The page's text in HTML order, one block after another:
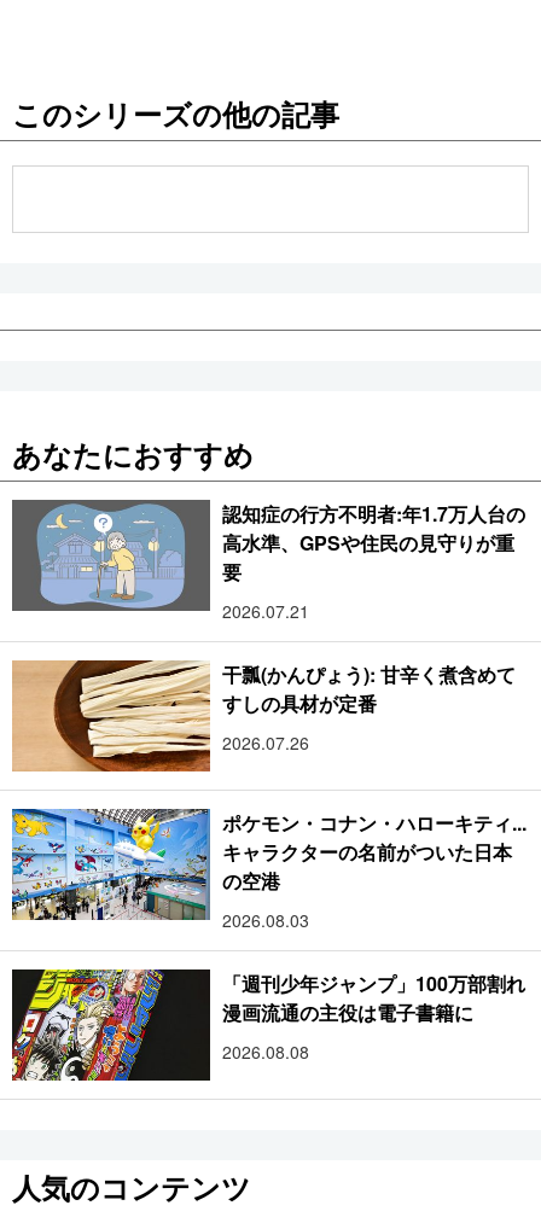
お知らせ
このシリーズの他の記事
あなたにおすすめ
認知症の行方不明者:年1.7万人台の
高水準、GPSや住民の見守りが重
要
2026.07.21
干瓢(かんぴょう): 甘辛く煮含めて
すしの具材が定番
2026.07.26
ポケモン・コナン・ハローキティ...
キャラクターの名前がついた日本
の空港
2026.08.03
「週刊少年ジャンプ」100万部割れ
漫画流通の主役は電子書籍に
2026.08.08
人気のコンテンツ